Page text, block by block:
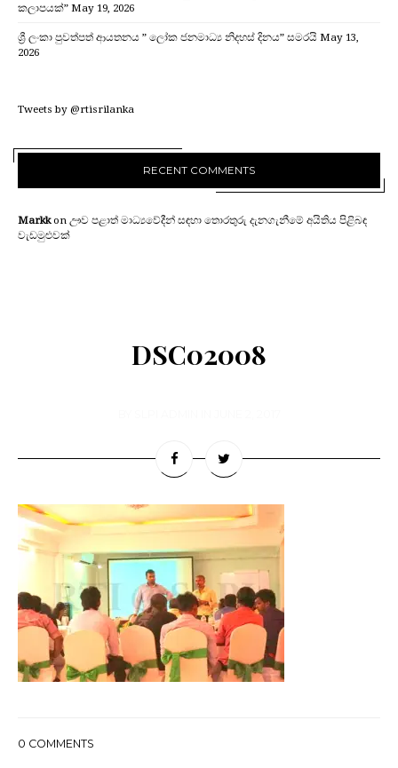
කලාපයක්” May 19, 2026
ශ්‍රී ලංකා පුවත්පත් ආයතනය ” ලෝක ජනමාධ්‍ය නිදහස් දිනය” සමරයි May 13,
2026
Tweets by @rtisrilanka
RECENT COMMENTS
Markkon ඌව පළාත් මාධ්‍යවේදීන් සඳහා තොරතුරු දැනගැනීමේ අයිතිය පිළිබඳ
වැඩමුළුවක්
DSC02008
0 COMMENTS